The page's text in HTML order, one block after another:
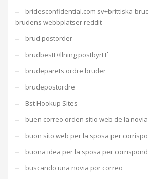
bridesconfidential.com sv+brittiska-
brudens webbplatser reddit
brud postorder
brudbestГ¤llning postbyrГҐ
brudeparets ordre bruder
brudepostordre
Bst Hookup Sites
buen correo orden sitio web de la novia
buon sito web per la sposa per
buona idea per la sposa per
buscando una novia por correo